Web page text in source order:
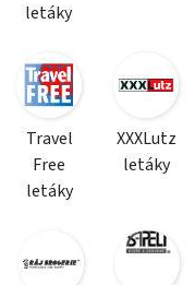
letáky
Travel
Free
letáky
XXXLutz
letáky